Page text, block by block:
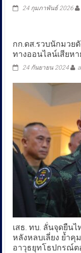
24 กุมภาพันธ์ 2026
กก.ดส.รวบนักมวย
ทางออนไลน์เสียห
24 กันยายน 2024
เสธ.​ ทบ.​ ลั่น​จุดยืน
หลังหลบเลี่ยง​ ย้ำคุ
อาวุธ​ยุทโธปกรณ์​ต